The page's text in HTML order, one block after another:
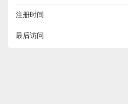
注册时间
最后访问